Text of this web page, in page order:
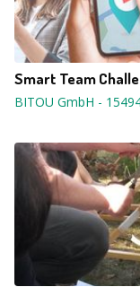
Smart Team
BITOU GmbH -